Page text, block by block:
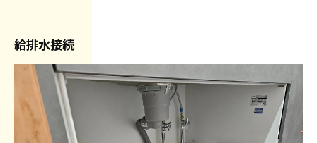
給排水接続